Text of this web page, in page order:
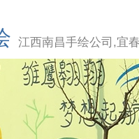
江西南昌手绘公司,宜